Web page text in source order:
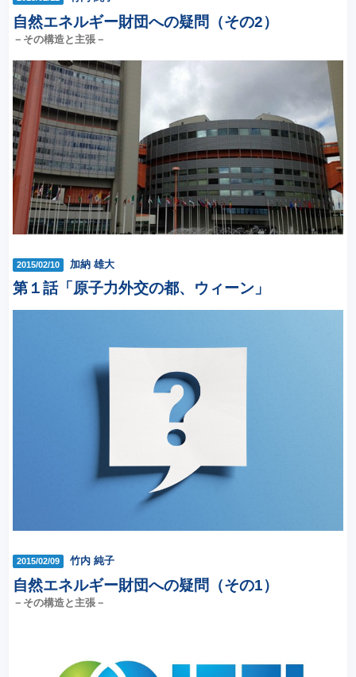
自然エネルギー財団への疑問（その2）
－その構造と主張－
2015/02/10 加納 雄大
第１話「原子力外交の都、ウィーン」
2015/02/09 竹内 純子
自然エネルギー財団への疑問（その1）
－その構造と主張－